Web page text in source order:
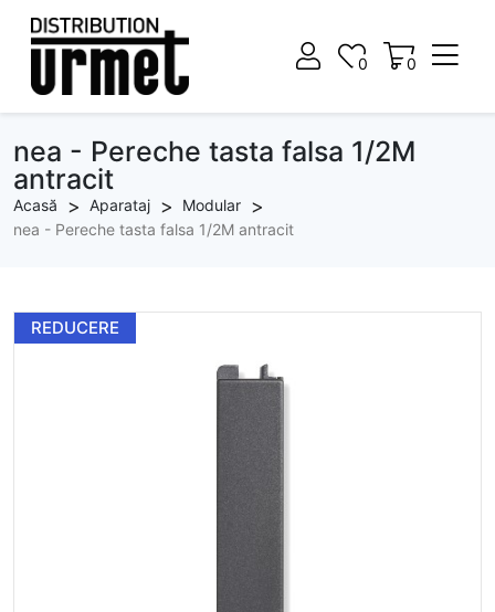
0
0 0
nea - Pereche tasta falsa 1/2M
antracit
Acasă Aparataj
Modular
nea - Pereche tasta falsa 1/2M antracit
REDUCERE